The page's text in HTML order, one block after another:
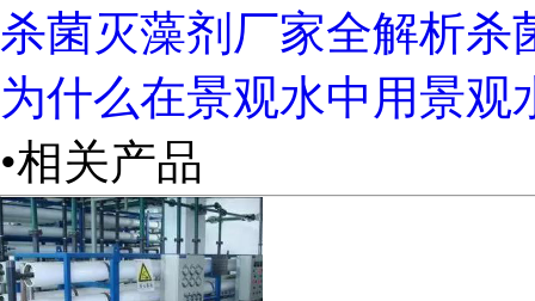
杀菌灭藻剂厂家全解析杀
为什么在景观水中用景观
•相关产品